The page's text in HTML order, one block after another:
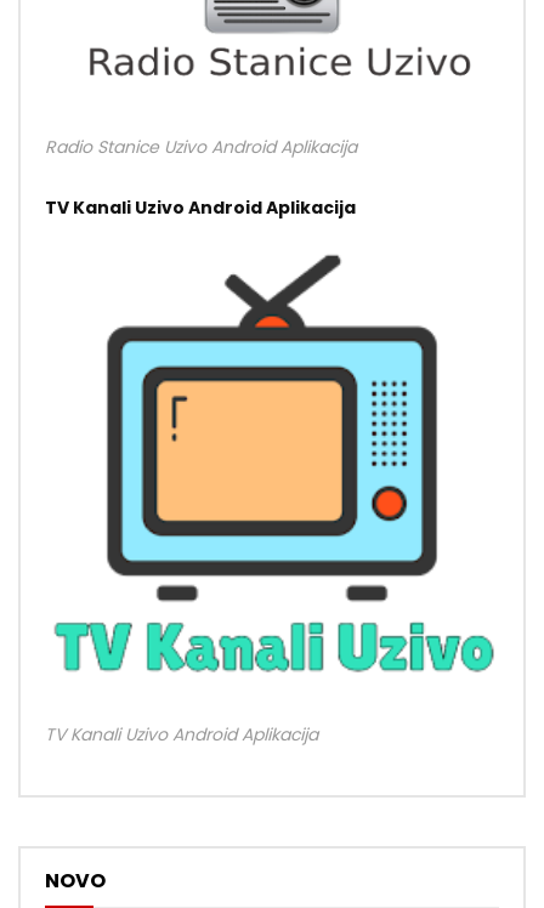
Radio Stanice Uzivo Android Aplikacija
TV Kanali Uzivo Android Aplikacija
TV Kanali Uzivo Android Aplikacija
NOVO